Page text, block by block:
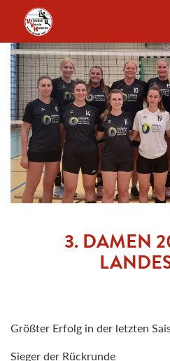
Zum Inhalt
3. DAMEN
Größter Erfolg in der letzten
Sieger der Rückrunde